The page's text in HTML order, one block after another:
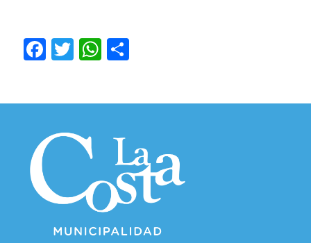
Facebook
TwitterWhatsApp